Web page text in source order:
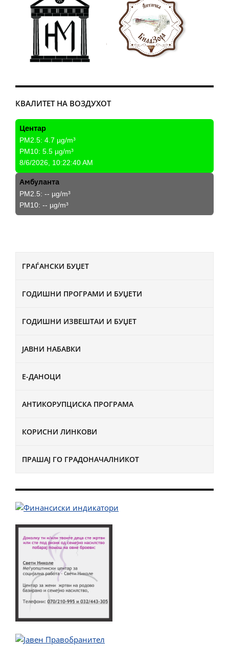
ГРАЃАНСКИ БУЏЕТ
ГОДИШНИ ПРОГРАМИ И БУЏЕТИ
ГОДИШНИ ИЗВЕШТАИ И БУЏЕТ
ЈАВНИ НАБАВКИ
Е-ДАНОЦИ
АНТИКОРУПЦИСКА ПРОГРАМА
КОРИСНИ ЛИНКОВИ
ПРАШАЈ ГО ГРАДОНАЧАЛНИКОТ
КВАЛИТЕТ НА ВОЗДУХОТ
Центар
PM2.5: 4.7 µg/m³
PM10: 5.5 µg/m³
8/6/2026, 10:22:40 AM
Амбуланта
PM2.5: -- µg/m³
PM10: -- µg/m³